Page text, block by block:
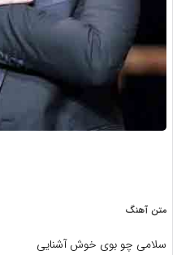
متن آهنگ
سلامی چو بوی خوش آشنایی